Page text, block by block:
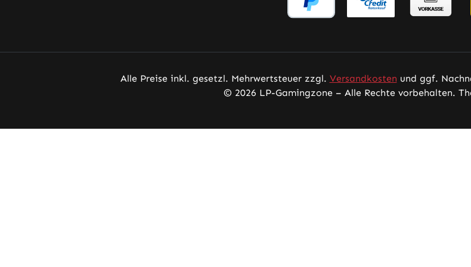
Alle Preise inkl. gesetzl. Mehrwertsteuer zzgl. Versandkosten und ggf.
© 2026 LP-Gamingzone – Alle Rechte vorbehalten.